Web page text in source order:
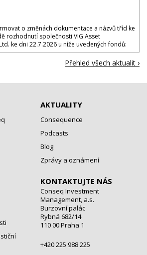
o změnách dokumentace a názvů tříd ke
rozhodnutí společnosti VIG Asset
ke dni 22.7.2026 u níže uvedených fondů:
Přehled všech aktualit ›
AKTUALITY
Consequence
Podcasts
Blog
Zprávy a oznámení
KONTAKTUJTE NÁS
Conseq Investment
Management, a.s.
Burzovní palác
Rybná 682/14
110 00 Praha 1
+420 225 988 225